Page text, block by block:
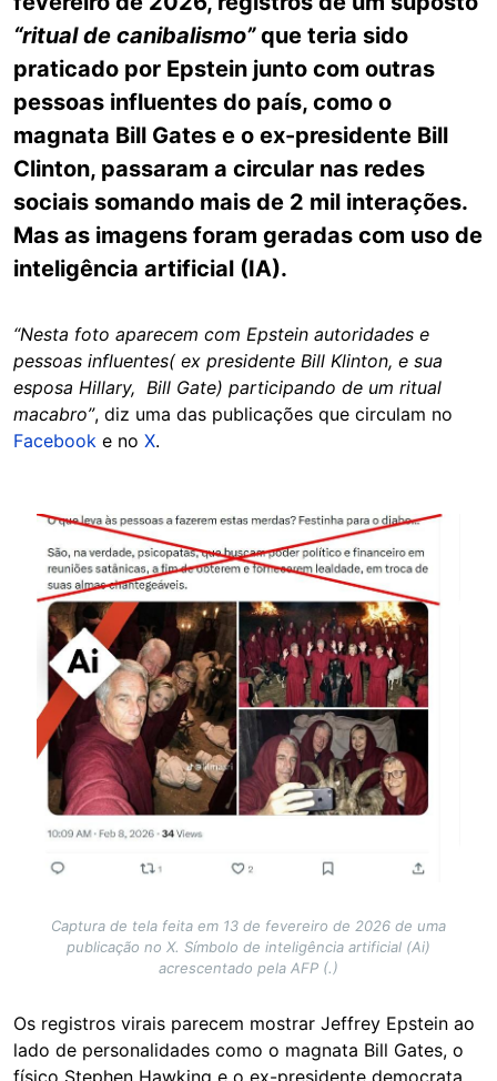
“ritual de canibalismo”que teria sido
praticado por Epstein junto com outras
pessoas influentes do país, como o
magnata Bill Gates e o ex-presidente Bill
Clinton, passaram a circular nas redes
sociais somando mais de 2 mil interações.
Mas as imagens foram geradas com uso de
inteligência artificial (IA).
“Nesta foto aparecem com Epstein autoridades e
pessoas influentes( ex presidente Bill Klinton, e sua
esposa Hillary, Bill Gate) participando de um ritual
macabro”, diz uma das publicações que circulam no
Facebook e no X.
Image
Captura de tela feita em 13 de fevereiro de 2026 de uma
publicação no X. Símbolo de inteligência artificial (Ai)
acrescentado pela AFP (.)
Os registros virais parecem mostrar Jeffrey Epstein ao
lado de personalidades como o magnata Bill Gates, o